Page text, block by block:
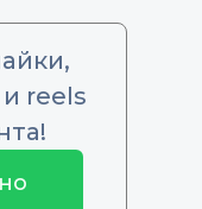
reels